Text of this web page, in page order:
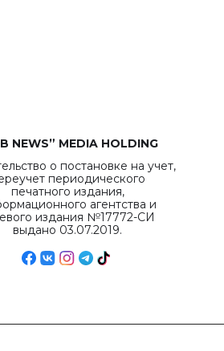
NEWS” MEDIA HOLDING
о постановке на учет,
периодического
печатного издания,
агентства и
издания №17772-СИ
выдано 03.07.2019.